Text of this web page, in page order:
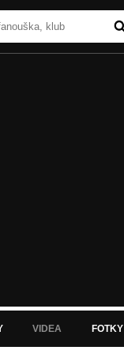
VIDEA FOTKY